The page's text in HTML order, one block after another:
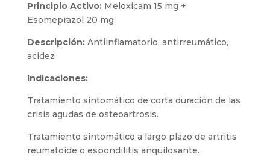
Principio Activo:Meloxicam 15 mg +
Esomeprazol 20 mg
Descripción:Antiinflamatorio, antirreumático,
acidez
Indicaciones:
Tratamiento sintomático de corta duración de las
crisis agudas de osteoartrosis.
Tratamiento sintomático a largo plazo de artritis
reumatoide o espondilitis anquilosante.